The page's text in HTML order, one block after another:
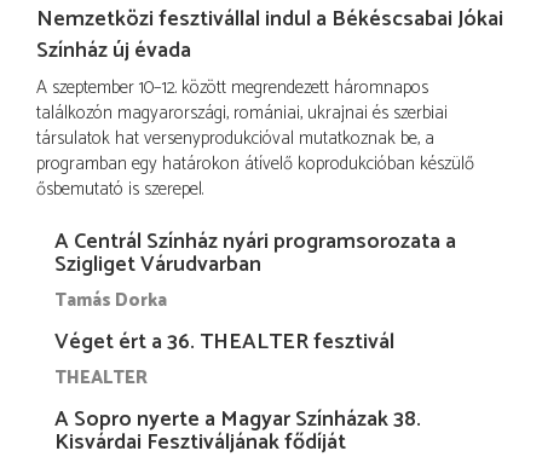
Nemzetközi fesztivállal indul a Békéscsabai Jókai
Színház új évada
A szeptember 10–12. között megrendezett háromnapos
találkozón magyarországi, romániai, ukrajnai és szerbiai
társulatok hat versenyprodukcióval mutatkoznak be, a
programban egy határokon átívelő koprodukcióban készülő
ősbemutató is szerepel.
A Centrál Színház nyári programsorozata a
Szigliget Várudvarban
Tamás Dorka
Véget ért a 36. THEALTER fesztivál
THEALTER
A Sopro nyerte a Magyar Színházak 38.
Kisvárdai Fesztiváljának fődíját